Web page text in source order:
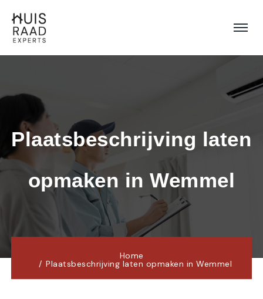
Plaatsbeschrijving laten
opmaken in Wemmel
Home
Plaatsbeschrijving laten opmaken in Wemmel